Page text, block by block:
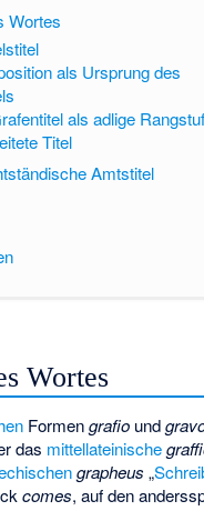
Wortes
als Ursprung des
als adlige
Titel
Amtstitel
Wortes
Formengrafio und
das mittellateinische
grapheus „
comes, auf den